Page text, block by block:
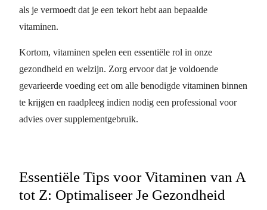
als je vermoedt dat je een tekort hebt aan bepaalde
vitaminen.
Kortom, vitaminen spelen een essentiële rol in onze
gezondheid en welzijn. Zorg ervoor dat je voldoende
gevarieerde voeding eet om alle benodigde vitaminen binnen
te krijgen en raadpleeg indien nodig een professional voor
advies over supplementgebruik.
Essentiële Tips voor Vitaminen van A
tot Z: Optimaliseer Je Gezondheid